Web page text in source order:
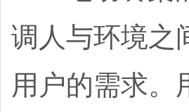
调人与环境之
用户的需求。